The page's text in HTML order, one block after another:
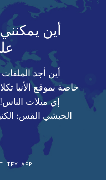
أين
أين أجد
خاصة بموقع الأنبا
إي ميلات الناس!
الحبشي القس: